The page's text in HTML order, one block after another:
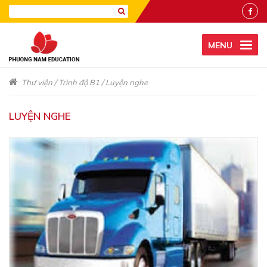
MENU
Thư viện/Trình độ B1 /Luyện nghe
LUYỆN NGHE